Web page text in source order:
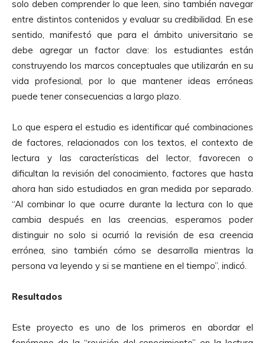
solo deben comprender lo que leen, sino también navegar
entre distintos contenidos y evaluar su credibilidad. En ese
sentido, manifestó que para el ámbito universitario se
debe agregar un factor clave: los estudiantes están
construyendo los marcos conceptuales que utilizarán en su
vida profesional, por lo que mantener ideas erróneas
puede tener consecuencias a largo plazo.
Lo que espera el estudio es identificar qué combinaciones
de factores, relacionados con los textos, el contexto de
lectura y las características del lector, favorecen o
dificultan la revisión del conocimiento, factores que hasta
ahora han sido estudiados en gran medida por separado.
“Al combinar lo que ocurre durante la lectura con lo que
cambia después en las creencias, esperamos poder
distinguir no solo si ocurrió la revisión de esa creencia
errónea, sino también cómo se desarrolla mientras la
persona va leyendo y si se mantiene en el tiempo”, indicó.
Resultados
Este proyecto es uno de los primeros en abordar el